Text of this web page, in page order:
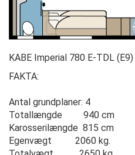
KABE Imperial 780 E-TDL (E9)
FAKTA:
Antal grundplaner: 4
Totallængde 940 cm
Karosserilængde 815 cm
Egenvægt 2060 kg.